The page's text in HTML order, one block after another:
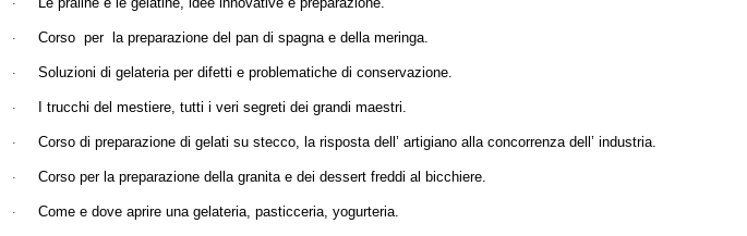
·
· Corso per la preparazione del pan di spagna e della meringa.
· Soluzioni di gelateria per difetti e problematiche di conservazione.
· I trucchi del mestiere, tutti i veri segreti dei grandi maestri.
· Corso di preparazione di gelati su stecco, la risposta dell’ artigiano alla concorrenza dell’ industria.
· Corso per la preparazione della granita e dei dessert freddi al bicchiere.
· Come e dove aprire una gelateria, pasticceria, yogurteria.